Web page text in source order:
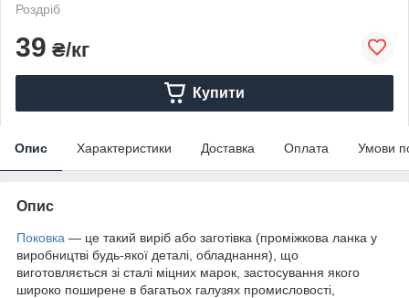
Роздріб
39 ₴/кг
Купити
Опис Характеристики Доставка Оплата Умови
Опис
Поковка — це такий виріб або заготівка (проміжкова ланка у
виробництві будь-якої деталі, обладнання), що
виготовляється зі сталі міцних марок, застосування якого
широко поширене в багатьох галузях промисловості,